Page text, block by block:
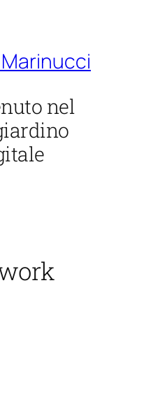
nel